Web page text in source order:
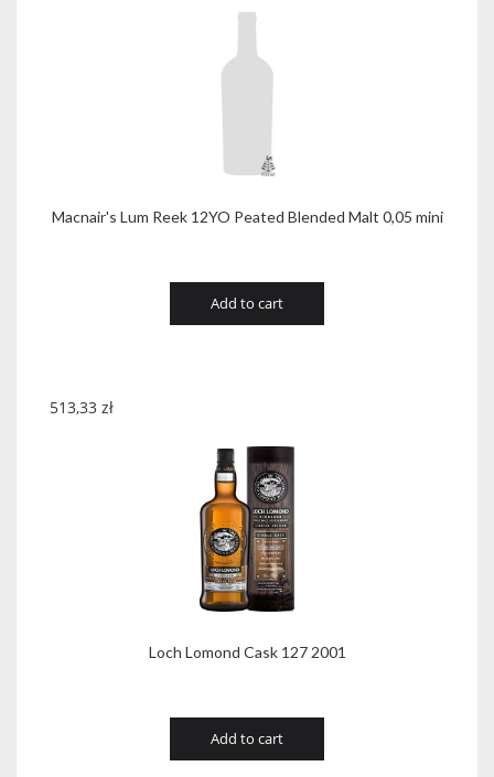
Macnair's Lum Reek 12YO Peated Blended Malt 0,05 mini
Add to cart
Loch Lomond Cask 127 2001
513,33 zł
Add to cart